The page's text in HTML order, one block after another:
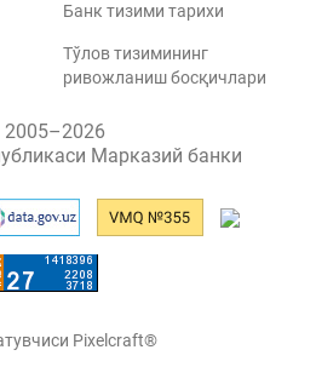
Банк тизими тарихи
Тўлов тизимининг
ривожланиш босқичлари
Марказий банки
Pixelcraft®